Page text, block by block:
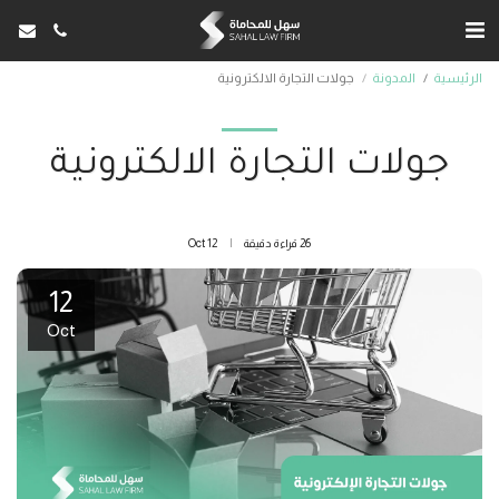
الرئيسية المدونة جولات التجارة الالكترونية
جولات التجارة الالكترونية
26 قراءة دقيقة 12
Oct
12
Oct